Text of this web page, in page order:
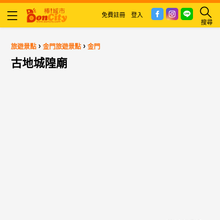
搜尋
免費註冊 登入
旅遊景點 ›金門旅遊景點 ›金門
古地城隍廟